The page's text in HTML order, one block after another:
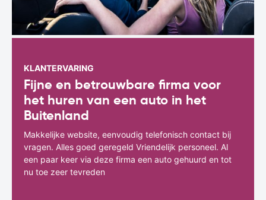
KLANTERVARING
Fijne en betrouwbare firma voor
het huren van een auto in het
Buitenland
Makkelijke website, eenvoudig telefonisch contact bij
vragen. Alles goed geregeld Vriendelijk personeel. Al
een paar keer via deze firma een auto gehuurd en tot
nu toe zeer tevreden